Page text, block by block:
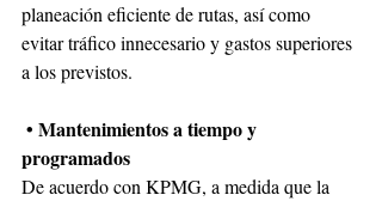
planeación eficiente de rutas, así como
evitar tráfico innecesario y gastos superiores
a los previstos.
• Mantenimientos a tiempo y
programados
De acuerdo con KPMG, a medida que la